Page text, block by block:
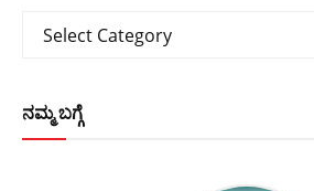
Categories
Select Category
ನಮ್ಮ ಬಗ್ಗೆ